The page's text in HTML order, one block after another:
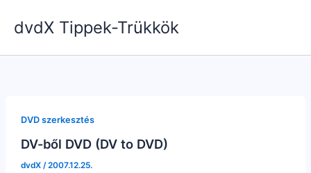
dvdX Tippek-Trükkök
DVD szerkesztés
DV-ből DVD (DV to DVD)
dvdX /2007.12.25.